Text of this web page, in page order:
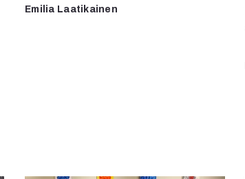
Emilia Laatikainen